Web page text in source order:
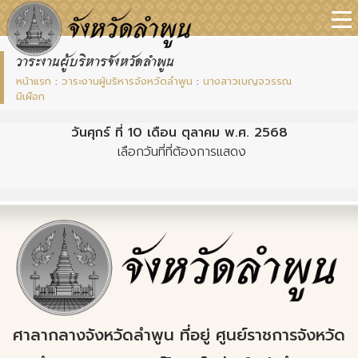
วาระงานผู้บริหารจังหวัดลำพูน
หน้าแรก : วาระงานผู้บริหารจังหวัดลำพูน : นางสาวเบญจวรรณ
มีเผือก
วันศุกร์ ที่ 10 เดือน ตุลาคม พ.ศ. 2568
เลือกวันที่ที่ต้องการแสดง
ศาลากลางจังหวัดลำพูน ที่อยู่ ศูนย์ราชการจังหวัด